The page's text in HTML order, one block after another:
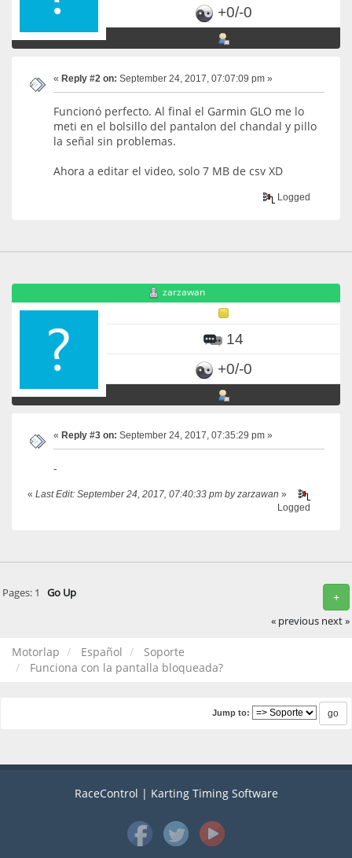
+0/-0
« Reply #2 on: September 24, 2017, 07:07:09 pm »
Funcionó perfecto. Al final el Garmin GLO me lo
meti en el bolsillo del pantalon del chandal y pillo
la señal sin problemas.
Ahora a editar el video, solo 7 MB de csv XD
Logged
zarzawan
14
+0/-0
« Reply #3 on: September 24, 2017, 07:35:29 pm »
-
« Last Edit: September 24, 2017, 07:40:33 pm by zarzawan »
Logged
+
Pages: 1 Go Up
« previous next »
Motorlap Español
Soporte
Funciona con la pantalla bloqueada?
Jump to:
RaceControl | Karting Timing Software